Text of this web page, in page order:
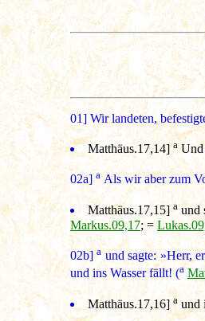
01] Wir landeten,
Matthäus.17,14] aUnd
02a] a Als wir aber zum
Matthäus.17,15] a und
Markus.09,17; =
02b] aund sagte: »Herr,
und ins Wasser fällt! (a
Matthäus.17,16] a und